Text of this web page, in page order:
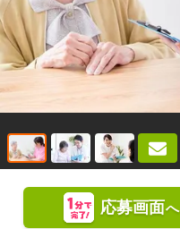
応募画面へ